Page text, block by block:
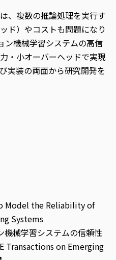
、複数の推論処理を実行す
ド）やコストも問題になり
ン機械学習システムの高信
・小オーバーヘッドで実現
実装の両面から研究開発を
Model the Reliability of
Systems
機械学習システムの信頼性
Transactions on Emerging